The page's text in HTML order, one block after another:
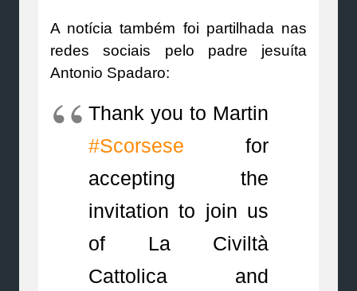
A notícia também foi partilhada nas
redes sociais pelo padre jesuíta
Antonio Spadaro:
Thank you to Martin
#Scorsese for
accepting the
invitation to join us
of La Civiltà
Cattolica and